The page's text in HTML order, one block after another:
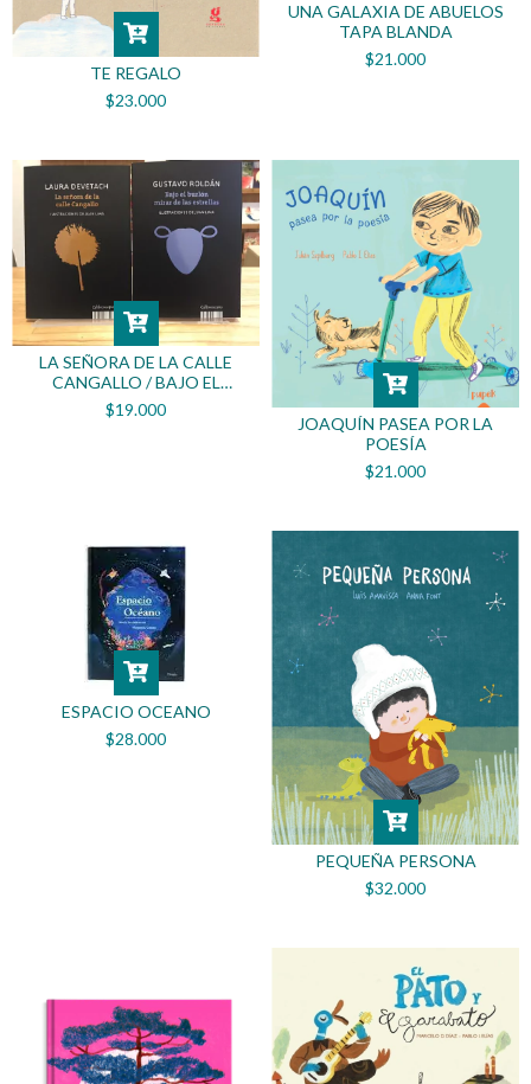
TE REGALO
$23.000
UNA GALAXIA DE ABUELOS
TAPA BLANDA
$21.000
LA SEÑORA DE LA CALLE
CANGALLO / BAJO EL
BURLÓN MIRAR DE LAS
ESTRELLAS
$19.000
JOAQUÍN PASEA POR LA
POESÍA
$21.000
ESPACIO OCEANO
$28.000
PEQUEÑA PERSONA
$32.000